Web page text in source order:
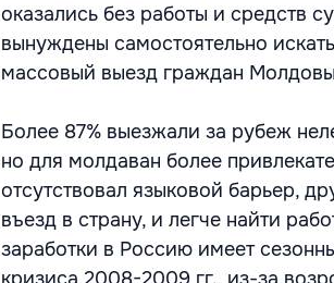
оказались без работы и средств
вынуждены самостоятельно
массовый выезд граждан
Более 87% выезжали за рубеж
но для молдаван более
отсутствовал языковой барьер,
въезд в страну, и легче найти
заработки в Россию имеет